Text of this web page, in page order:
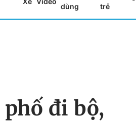
dùng
trẻ
đi bộ,